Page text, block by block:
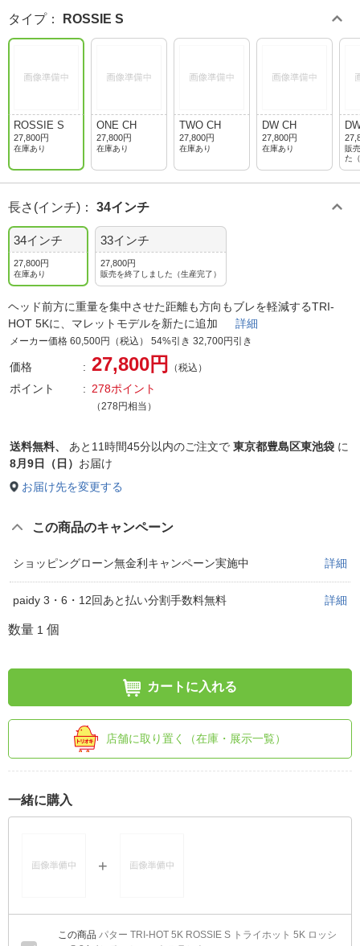
タイプ： ROSSIE S
ROSSIE S
27,800円
在庫あり
ONE CH
27,800円
在庫あり
TWO CH
27,800円
在庫あり
DW CH
27,800円
在庫あり
販
た
長さ(インチ) ： 34インチ
34インチ
27,800円
在庫あり
33インチ
27,800円
販売を終了しました（生産完了）
ヘッド前方に重量を集中させた距離も方向もブレを軽減するTRI-
HOT 5Kに、マレットモデルを新たに追加 詳細
メーカー価格 60,500円（税込） 54%引き 32,700円引き
価格 27,800円 （税込）
ポイント 278ポイント
（278円相当）
送料無料、 あと 11時間45分以内のご注文で 東京都豊島区東池袋 に
8月9日（日） お届け
お届け先を変更する
この商品のキャンペーン
ショッピングローン無金利キャンペーン実施中 詳細
paidy 3・6・12回あと払い分割手数料無料 詳細
数量 1 個
カートに入れる
店舗に取り置く（在庫・展示一覧）
一緒に購入
パター TRI-HOT 5K ROSSIE S トライホット 5K ロッシ